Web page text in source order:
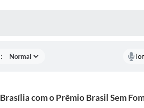
com o Prêmio Brasil Sem